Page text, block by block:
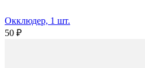
Окклюдер, 1 шт.
50 ₽